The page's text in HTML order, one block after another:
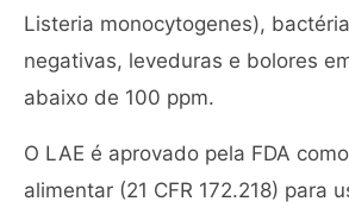
Listeria monocytogenes),
negativas, leveduras e bolores
abaixo de 100 ppm.
O LAE é aprovado pela FDA
alimentar (21 CFR 172.218) para